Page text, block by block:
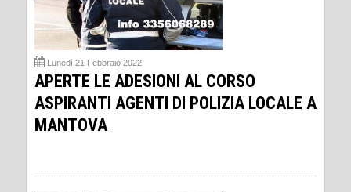
Lunedì 21 Febbraio 2022
APERTE LE ADESIONI AL CORSO
ASPIRANTI AGENTI DI POLIZIA LOCALE A
MANTOVA